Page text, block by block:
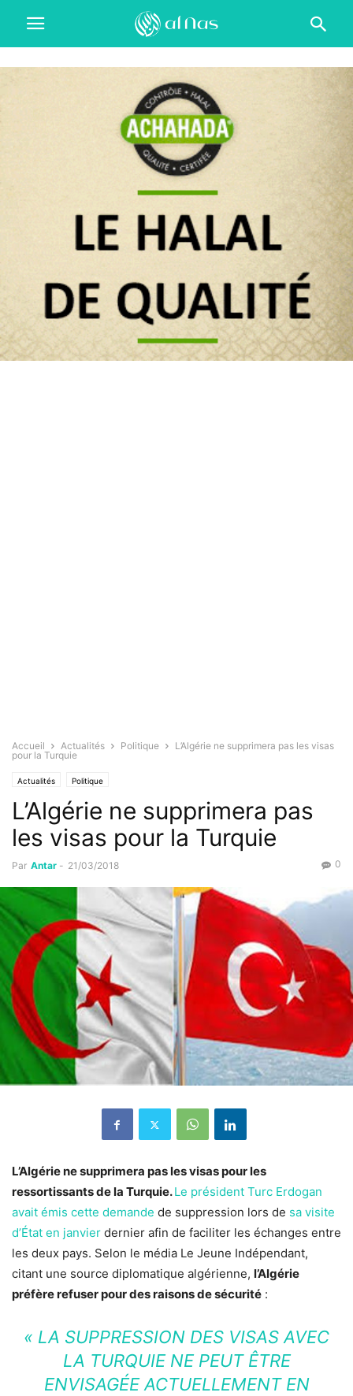
Accueil Actualités Politique
L’Algérie ne supprimera pas les visas
pour la Turquie
Actualités Politique
L’Algérie ne supprimera pas
les visas pour la Turquie
Par Antar - 21/03/2018 0
L’Algérie ne supprimera pas les visas pour les
ressortissants de la Turquie.Le président Turc Erdogan
avait émis cette demande de suppression lors de sa visite
d’État en janvier dernier afin de faciliter les échanges entre
les deux pays. Selon le média Le Jeune Indépendant,
citant une source diplomatique algérienne, l’Algérie
préfère refuser pour des raisons de sécurité :
« LA SUPPRESSION DES VISAS AVEC
LA TURQUIE NE PEUT ÊTRE
ENVISAGÉE ACTUELLEMENT EN